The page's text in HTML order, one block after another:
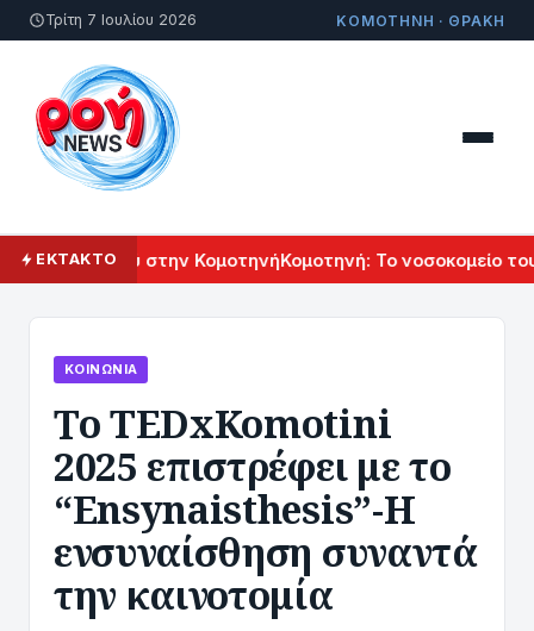
Τρίτη 7 Ιουλίου 2026 ΚΟΜΟΤΗΝΗ · ΘΡΑΚΗ
ΕΚΤΑΚΤΟστην ΚομοτηνήΚομοτηνή: Το νοσοκομείο του
ΚΟΙΝΩΝΊΑ
Το TEDxKomotini
2025 επιστρέφει με το
“Ensynaisthesis”-Η
ενσυναίσθηση συναντά
την καινοτομία